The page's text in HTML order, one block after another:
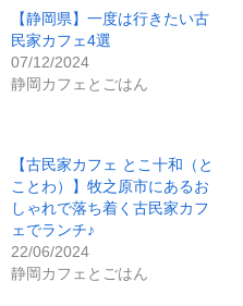
【静岡県】一度は行きたい古
民家カフェ4選
07/12/2024
静岡カフェとごはん
【古民家カフェ とこ十和（と
ことわ）】牧之原市にあるお
しゃれで落ち着く古民家カフ
ェでランチ♪
22/06/2024
静岡カフェとごはん